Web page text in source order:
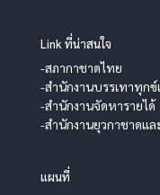
Link ที่น่าสนใจ
-สภากาชาดไทย
-สำนักงานบรรเทาทุก
-สำนักงานจัดหารายได้
-สำนักงานยุวกาชาดแ
แผนที่